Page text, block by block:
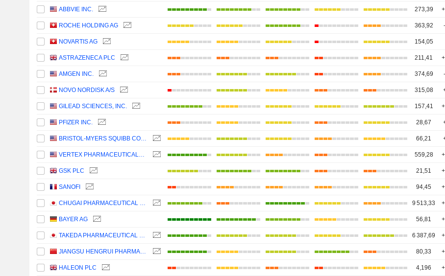
ABBVIE INC. 273,39
ROCHE HOLDING AG 363,92
NOVARTIS AG 154,05
ASTRAZENECA PLC 211,41
AMGEN INC. 374,69
NOVO NORDISK A/S 315,08
GILEAD SCIENCES, INC. 157,41
PFIZER INC. 28,67
BRISTOL-MYERS SQUIBB COMPANY 66,21
VERTEX PHARMACEUTICALS INCORPORATED 559,28
GSK PLC 21,51
SANOFI 94,45
CHUGAI PHARMACEUTICAL CO., LTD. 9 513,33
BAYER AG 56,81
TAKEDA PHARMACEUTICAL COMPANY LIMITED 6 387,69
JIANGSU HENGRUI PHARMACEUTICALS CO.,LTD 80,33
HALEON PLC 4,196